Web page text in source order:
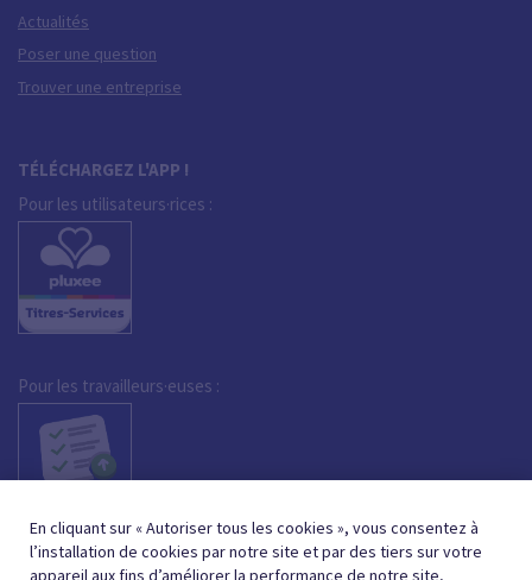
Actualités
Poser une question
Trouver une entreprise
TÉLÉCHARGEZ L'APP !
Pour les utilisateurs·rices :
Pour les travailleurs·euses :
En cliquant sur « Autoriser tous les cookies », vous consentez à
l’installation de cookies par notre site et par des tiers sur votre
appareil aux fins d’améliorer la performance de notre site,